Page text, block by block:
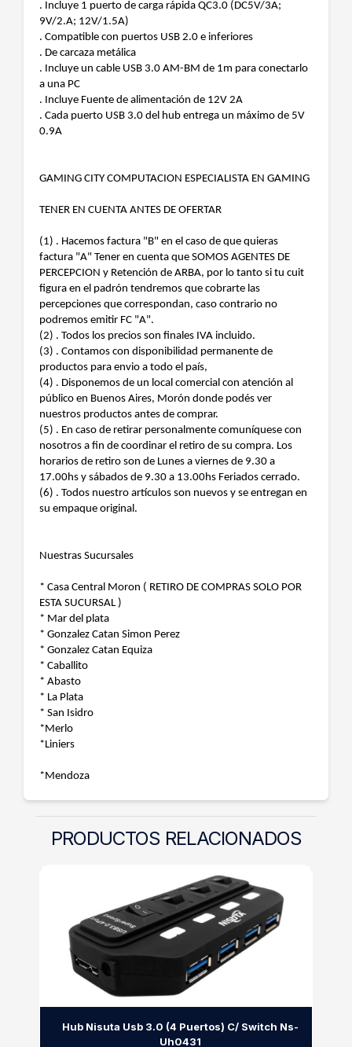
. Incluye 1 puerto de carga rápida QC3.0 (DC5V/3A;
9V/2.A; 12V/1.5A)
. Compatible con puertos USB 2.0 e inferiores
. De carcaza metálica
. Incluye un cable USB 3.0 AM-BM de 1m para conectarlo
a una PC
. Incluye Fuente de alimentación de 12V 2A
. Cada puerto USB 3.0 del hub entrega un máximo de 5V
0.9A
GAMING CITY COMPUTACION ESPECIALISTA EN GAMING
TENER EN CUENTA ANTES DE OFERTAR
(1) . Hacemos factura "B" en el caso de que quieras
factura "A" Tener en cuenta que SOMOS AGENTES DE
PERCEPCION y Retención de ARBA, por lo tanto si tu cuit
figura en el padrón tendremos que cobrarte las
percepciones que correspondan, caso contrario no
podremos emitir FC "A".
(2) . Todos los precios son finales IVA incluido.
(3) . Contamos con disponibilidad permanente de
productos para envio a todo el país,
(4) . Disponemos de un local comercial con atención al
público en Buenos Aires, Morón donde podés ver
nuestros productos antes de comprar.
(5) . En caso de retirar personalmente comuníquese con
nosotros a fin de coordinar el retiro de su compra. Los
horarios de retiro son de Lunes a viernes de 9.30 a
17.00hs y sábados de 9.30 a 13.00hs Feriados cerrado.
(6) . Todos nuestro artículos son nuevos y se entregan en
su empaque original.
Nuestras Sucursales
* Casa Central Moron ( RETIRO DE COMPRAS SOLO POR
ESTA SUCURSAL )
* Mar del plata
* Gonzalez Catan Simon Perez
* Gonzalez Catan Equiza
* Caballito
* Abasto
* La Plata
* San Isidro
*Merlo
*Liniers
*Mendoza
PRODUCTOS RELACIONADOS
Hub Nisuta Usb 3.0 (4 Puertos) C/ Switch Ns-
Uh0431